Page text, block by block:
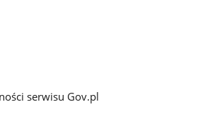
serwisu Gov.pl